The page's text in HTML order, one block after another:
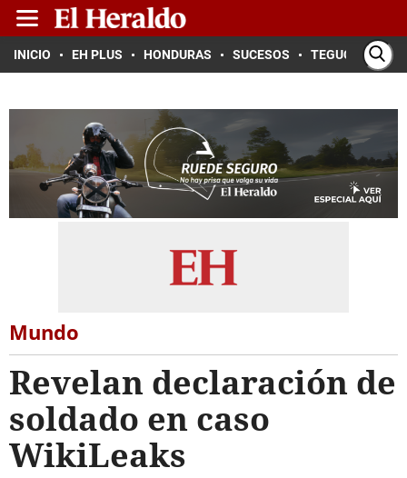
INICIO EH PLUS HONDURAS SUCESOS TEGUCIGALPA
Mundo
Revelan declaración de
soldado en caso
WikiLeaks